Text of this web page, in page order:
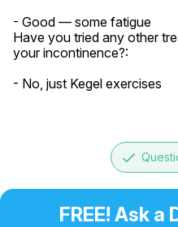
- Good — some fatigue
Have you tried any other
your incontinence?:
- No, just Kegel exercises
done
FREE! Ask